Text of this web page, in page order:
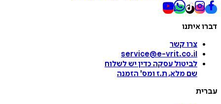
דברו איתנו
צרו קשר
service@e-vrit.co.il
לביטול עסקה כדין יש לשלוח
שם מלא, ת.ז ומס' הזמנה
עברית